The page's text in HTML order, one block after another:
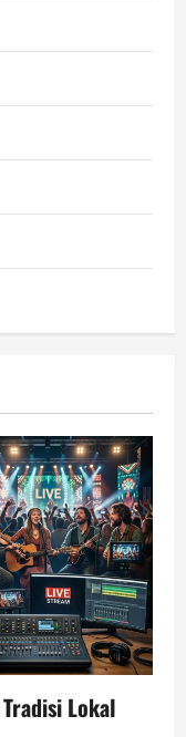
Lokal